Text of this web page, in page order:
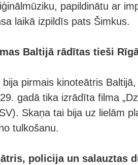
papildinātu ar
laikā izpildīs pats Šimkus.
Baltijā rādītas tieši
bija pirmais kinoteātris
gadā tika izrādīta filma
Skaņa tai bija uz lielām
tulkošanu.
policija un salauztas